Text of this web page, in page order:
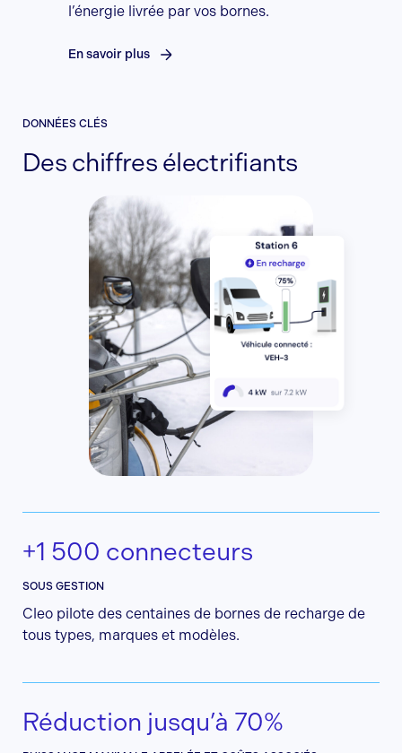
l’énergie livrée par vos bornes.
En savoir plus
DONNÉES CLÉS
Des chiffres électrifiants
+1 500 connecteurs
SOUS GESTION
Cleo pilote des centaines de bornes de recharge de
tous types, marques et modèles.
Réduction jusqu’à 70%